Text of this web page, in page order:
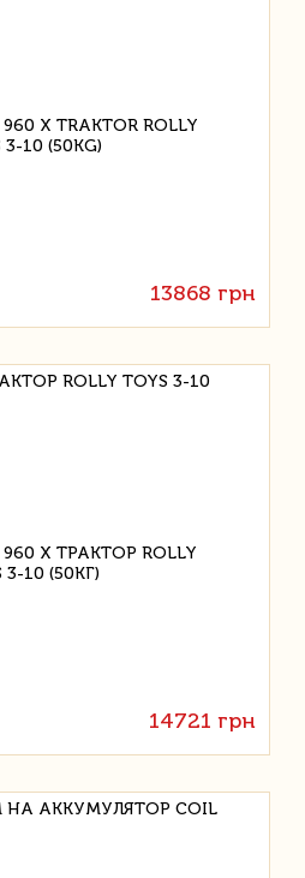
13868 грн
ROLLY TOYS 3-10
14721 грн
АККУМУЛЯТОР COIL